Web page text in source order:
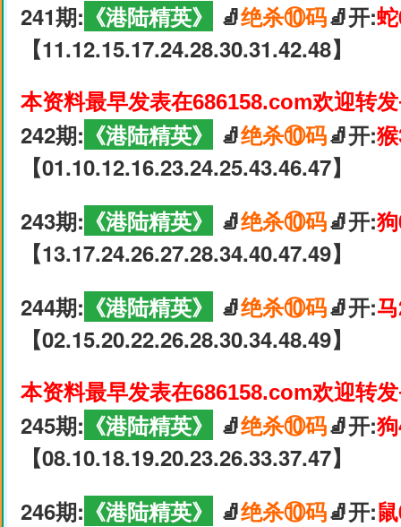
241期: 《港陆精英》 🧦绝杀⑩码🧦开:
【11.12.15.17.24.28.30.31.42.48】
本资料最早发表在686158.com欢迎转
242期: 《港陆精英》 🧦绝杀⑩码🧦开:
【01.10.12.16.23.24.25.43.46.47】
243期: 《港陆精英》 🧦绝杀⑩码🧦开:
【13.17.24.26.27.28.34.40.47.49】
244期: 《港陆精英》 🧦绝杀⑩码🧦开:
【02.15.20.22.26.28.30.34.48.49】
本资料最早发表在686158.com欢迎转
245期: 《港陆精英》 🧦绝杀⑩码🧦开:
【08.10.18.19.20.23.26.33.37.47】
246期: 《港陆精英》 🧦绝杀⑩码🧦开: